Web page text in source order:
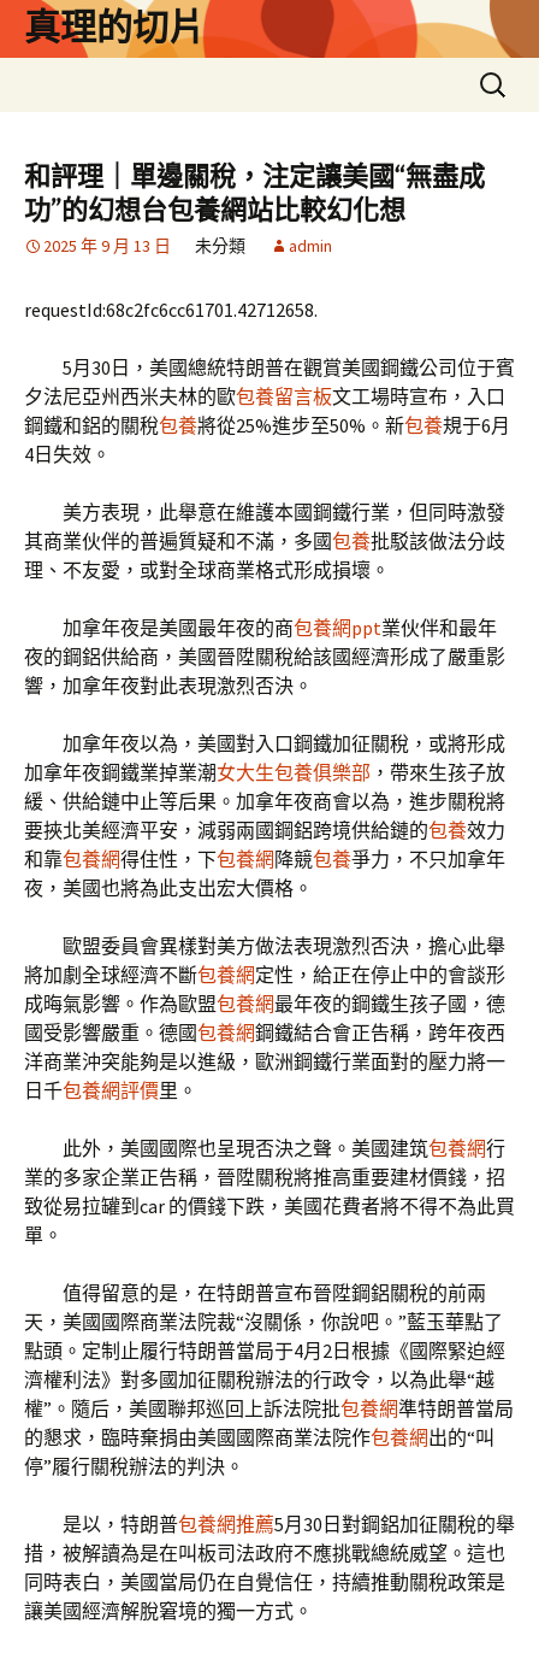
真理的切片
搜
尋
鍵
字:
和評理｜單邊關稅，注定讓美國“無盡成
功”的幻想台包養網站比較幻化想
2025 年 9 月 13 日 未分類 admin
requestId:68c2fc6cc61701.42712658.
5月30日，美國總統特朗普在觀賞美國鋼鐵公司位于賓
夕法尼亞州西米夫林的歐包養留言板文工場時宣布，入口
鋼鐵和鋁的關稅包養將從25%進步至50%。新包養規于6月
4日失效。
美方表現，此舉意在維護本國鋼鐵行業，但同時激發
其商業伙伴的普遍質疑和不滿，多國包養批駁該做法分歧
理、不友愛，或對全球商業格式形成損壞。
加拿年夜是美國最年夜的商包養網ppt業伙伴和最年
夜的鋼鋁供給商，美國晉陞關稅給該國經濟形成了嚴重影
響，加拿年夜對此表現激烈否決。
加拿年夜以為，美國對入口鋼鐵加征關稅，或將形成
加拿年夜鋼鐵業掉業潮女大生包養俱樂部 ，帶來生孩子放
緩、供給鏈中止等后果。加拿年夜商會以為，進步關稅將
要挾北美經濟平安，減弱兩國鋼鋁跨境供給鏈的包養效力
和靠包養網得住性，下包養網 降競包養爭力，不只加拿年
夜，美國也將為此支出宏大價格。
歐盟委員會異樣對美方做法表現激烈否決，擔心此舉
將加劇全球經濟不斷包養網定性，給正在停止中的會談形
成晦氣影響。作為歐盟包養網最年夜的鋼鐵生孩子國，德
國受影響嚴重。德國包養網鋼鐵結合會正告稱，跨年夜西
洋商業沖突能夠是以進級，歐洲鋼鐵行業面對的壓力將一
日千包養網評價里。
此外，美國國際也呈現否決之聲。美國建筑包養網行
業的多家企業正告稱，晉陞關稅將推高重要建材價錢，招
致從易拉罐到car 的價錢下跌，美國花費者將不得不為此買
單。
值得留意的是，在特朗普宣布晉陞鋼鋁關稅的前兩
天，美國國際商業法院裁“沒關係，你說吧。”藍玉華點了
點頭。定制止履行特朗普當局于4月2日根據《國際緊迫經
濟權利法》對多國加征關稅辦法的行政令，以為此舉“越
權”。隨后，美國聯邦巡回上訴法院批包養網準特朗普當局
的懇求，臨時棄捐由美國國際商業法院作包養網出的“叫
停”履行關稅辦法的判決。
是以，特朗普包養網推薦5月30日對鋼鋁加征關稅的舉
措，被解讀為是在叫板司法政府不應挑戰總統威望。這也
同時表白，美國當局仍在自覺信任，持續推動關稅政策是
讓美國經濟解脫窘境的獨一方式。